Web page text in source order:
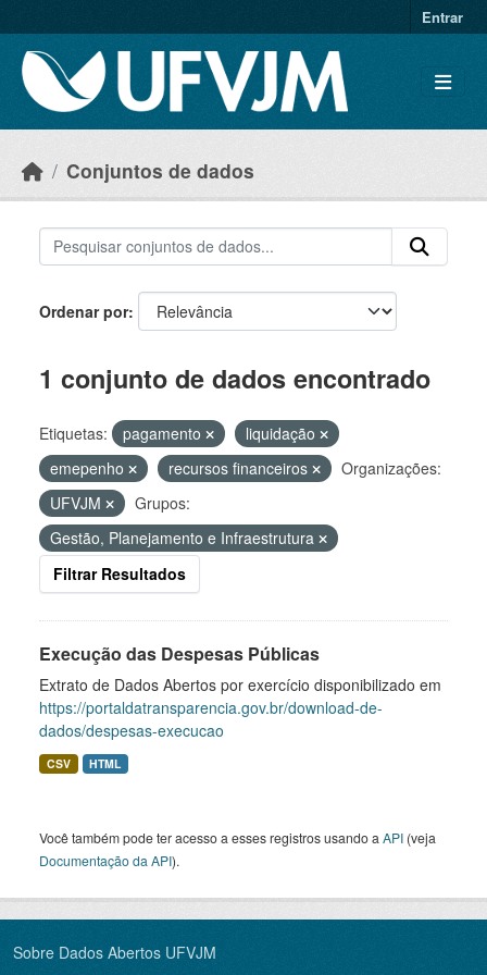
Entrar
Conjuntos de dados
Ordenar por
1 conjunto de dados encontrado
Etiquetas: pagamento
liquidação
emepenho
recursos financeiros
Organizações:
UFVJM
Grupos:
Gestão, Planejamento e Infraestrutura
Filtrar Resultados
Execução das Despesas Públicas
Extrato de Dados Abertos por exercício disponibilizado em
https://portaldatransparencia.gov.br/download-de-
dados/despesas-execucao
CSV HTML
Você também pode ter acesso a esses registros usando a API (veja
Documentação da API).
Sobre Dados Abertos UFVJM